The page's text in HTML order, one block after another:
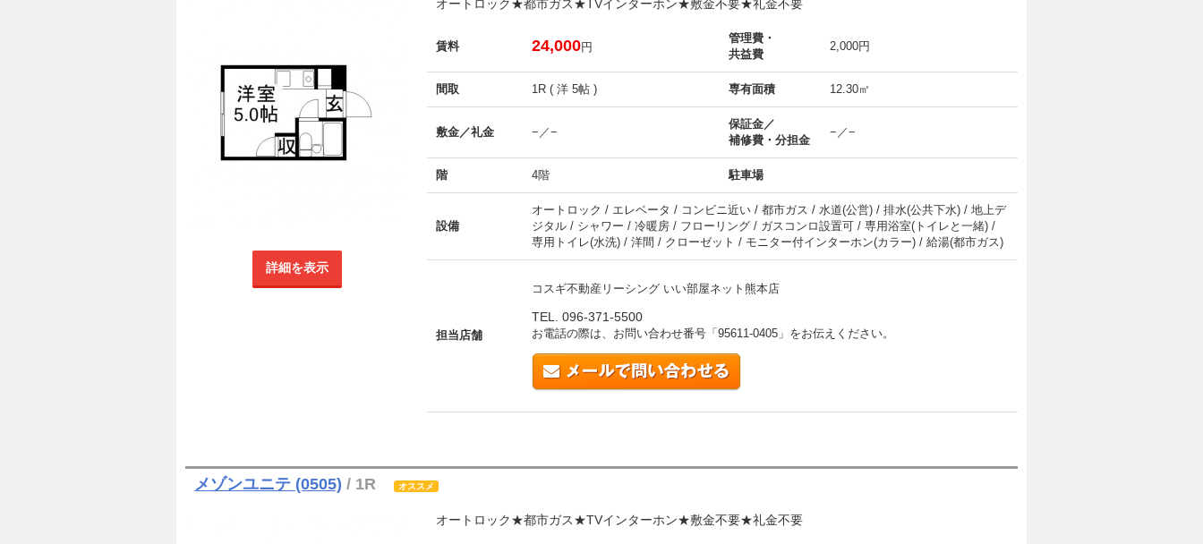
詳細を表示
オートロック★都市ガス★TVインターホン★敷金不要★礼金不要
賃料 24,000円
管理費・
共益費
2,000円
間取 1R ( 洋 5帖 ) 専有面積 12.30㎡
敷金／礼金 −／−
保証金／
補修費・分担金
−／−
階 4階 駐車場
設備
オートロック / エレベータ / コンビニ近い / 都市ガス / 水道(公営) / 排水(公共下水) / 地上デ
ジタル / シャワー / 冷暖房 / フローリング / ガスコンロ設置可 / 専用浴室(トイレと一緒) /
専用トイレ(水洗) / 洋間 / クローゼット / モニター付インターホン(カラー) / 給湯(都市ガス)
担当店舗
コスギ不動産リーシング いい部屋ネット熊本店
TEL. 096-371-5500
お電話の際は、お問い合わせ番号「 95611-0405 」をお伝えください。
メゾンユニテ (0505) / 1R オススメ
オートロック★都市ガス★TVインターホン★敷金不要★礼金不要